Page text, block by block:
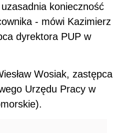
konieczność
- mówi Kazimierz
dyrektora PUP w
Wosiak, zastępca
Urzędu Pracy w